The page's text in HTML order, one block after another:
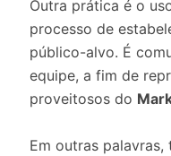
Outra prática é o
processo de
público-alvo. É
equipe, a fim de
proveitosos do
Em outras palavras,